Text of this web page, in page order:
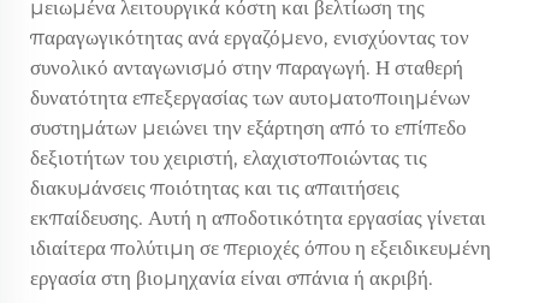
μειωμένα λειτουργικά κόστη και βελτίωση της
παραγωγικότητας ανά εργαζόμενο, ενισχύοντας τον
συνολικό ανταγωνισμό στην παραγωγή. Η σταθερή
δυνατότητα επεξεργασίας των αυτοματοποιημένων
συστημάτων μειώνει την εξάρτηση από το επίπεδο
δεξιοτήτων του χειριστή, ελαχιστοποιώντας τις
διακυμάνσεις ποιότητας και τις απαιτήσεις
εκπαίδευσης. Αυτή η αποδοτικότητα εργασίας γίνεται
ιδιαίτερα πολύτιμη σε περιοχές όπου η εξειδικευμένη
εργασία στη βιομηχανία είναι σπάνια ή ακριβή.